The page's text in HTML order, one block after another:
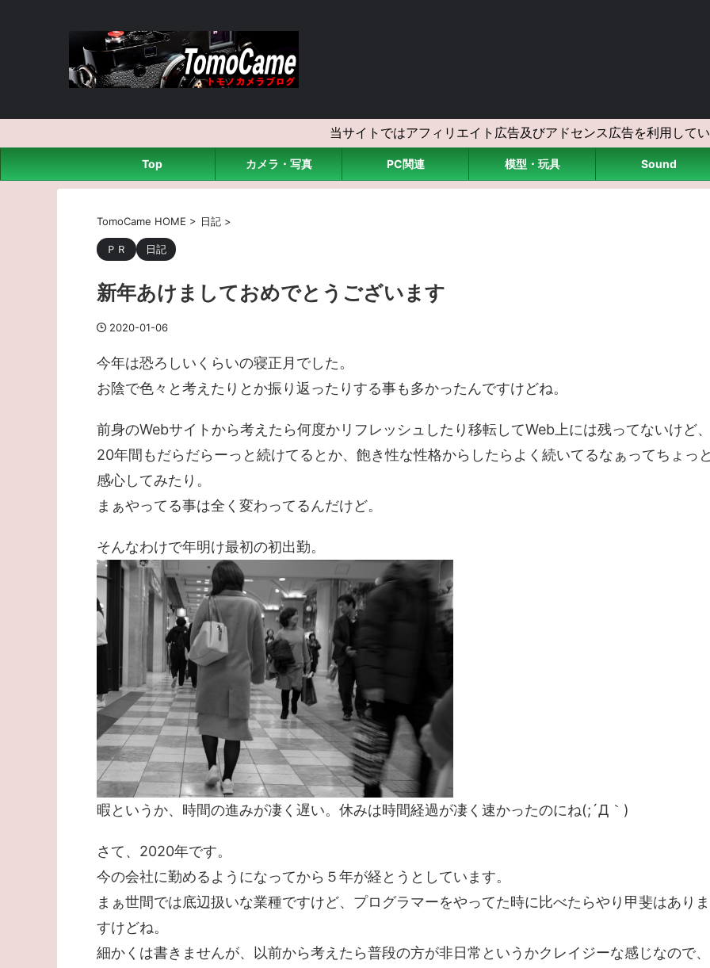
当サイトではアフィリエイト広告及びアドセンス広告を利用して
Top カメラ・写真 PC関連 模型・玩具 Sound
TomoCame HOME > 日記 >
ＰＲ 日記
新年あけましておめでとうございます
2020-01-06
今年は恐ろしいくらいの寝正月でした。
お陰で色々と考えたりとか振り返ったりする事も多かったんですけどね。
前身のWebサイトから考えたら何度かリフレッシュしたり移転してWeb上には残ってないけど
20年間もだらだらーっと続けてるとか、飽き性な性格からしたらよく続いてるなぁってちょっ
感心してみたり。
まぁやってる事は全く変わってるんだけど。
そんなわけで年明け最初の初出勤。
暇というか、時間の進みが凄く遅い。休みは時間経過が凄く速かったのにね(;´Д｀)
さて、2020年です。
今の会社に勤めるようになってから５年が経とうとしています。
まぁ世間では底辺扱いな業種ですけど、プログラマーをやってた時に比べたらやり甲斐はありま
すけどね。
細かくは書きませんが、以前から考えたら普段の方が非日常というかクレイジーな感じなので、